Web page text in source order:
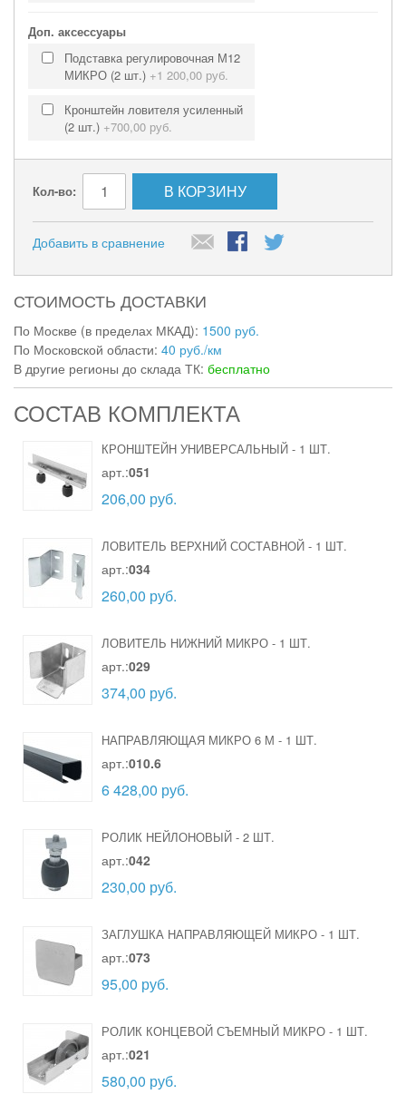
Доп. аксессуары
Подставка регулировочная М12
МИКРО (2 шт.) +1 200,00 руб.
Кронштейн ловителя усиленный
(2 шт.) +700,00 руб.
Кол-во: В КОРЗИНУ
Добавить в сравнение
СТОИМОСТЬ ДОСТАВКИ
По Москве (в пределах МКАД): 1500 руб.
По Московской области: 40 руб./км
В другие регионы до склада ТК: бесплатно
СОСТАВ КОМПЛЕКТА
КРОНШТЕЙН УНИВЕРСАЛЬНЫЙ - 1 ШТ.
арт.:051
206,00 руб.
ЛОВИТЕЛЬ ВЕРХНИЙ СОСТАВНОЙ - 1 ШТ.
арт.:034
260,00 руб.
ЛОВИТЕЛЬ НИЖНИЙ МИКРО - 1 ШТ.
арт.:029
374,00 руб.
НАПРАВЛЯЮЩАЯ МИКРО 6 М - 1 ШТ.
арт.:010.6
6 428,00 руб.
РОЛИК НЕЙЛОНОВЫЙ - 2 ШТ.
арт.:042
230,00 руб.
ЗАГЛУШКА НАПРАВЛЯЮЩЕЙ МИКРО - 1 ШТ.
арт.:073
95,00 руб.
РОЛИК КОНЦЕВОЙ СЪЕМНЫЙ МИКРО - 1 ШТ.
арт.:021
580,00 руб.